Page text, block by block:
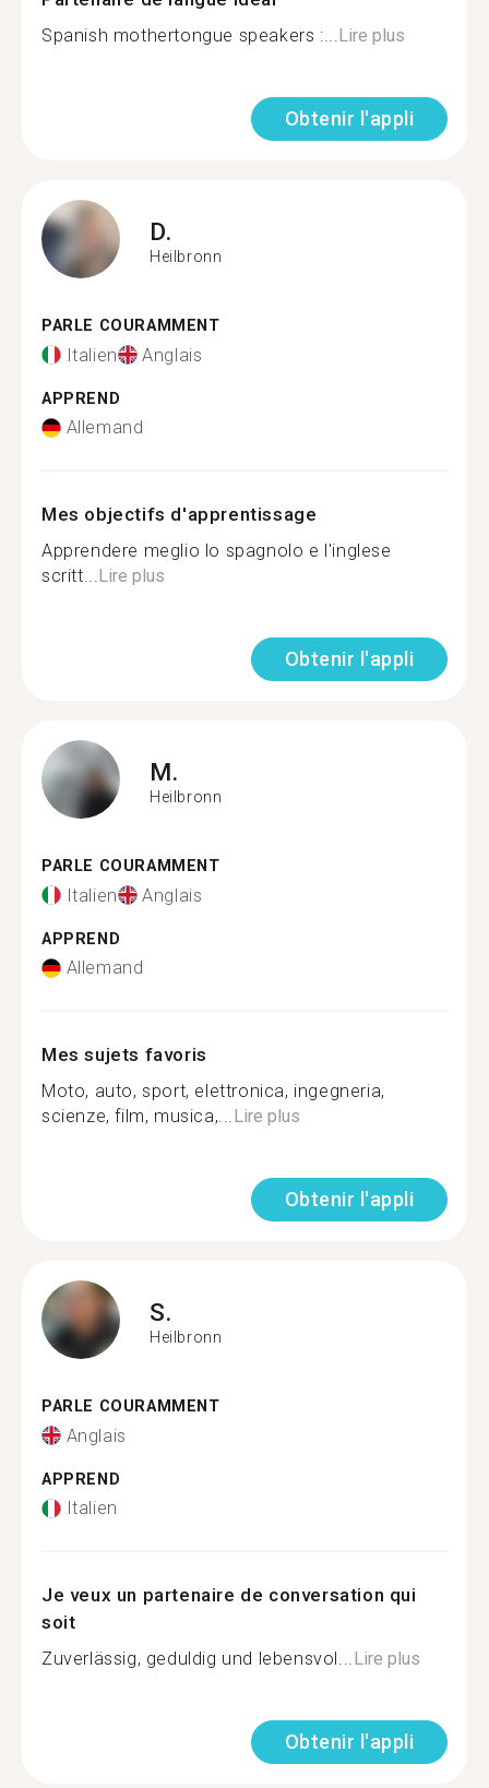
Spanish mothertongue speakers :...Lire plus
Obtenir l'appli
D.
Heilbronn
PARLE COURAMMENT
Italien Anglais
APPREND
Allemand
Mes objectifs d'apprentissage
Apprendere meglio lo spagnolo e l'inglese
scritt...Lire plus
Obtenir l'appli
M.
Heilbronn
PARLE COURAMMENT
Italien Anglais
APPREND
Allemand
Mes sujets favoris
Moto, auto, sport, elettronica, ingegneria,
scienze, film, musica,...Lire plus
Obtenir l'appli
S.
Heilbronn
PARLE COURAMMENT
Anglais
APPREND
Italien
Je veux un partenaire de conversation qui
soit
Zuverlässig, geduldig und lebensvol...Lire plus
Obtenir l'appli